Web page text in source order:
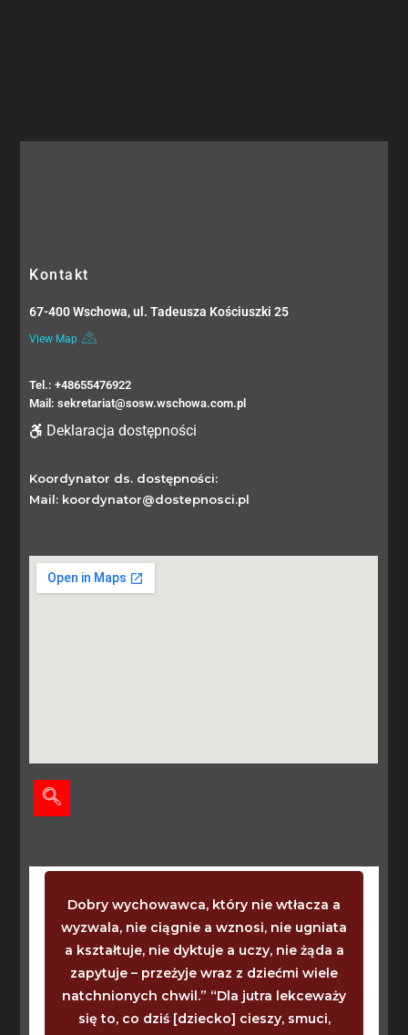
Kontakt
67-400 Wschowa, ul. Tadeusza Kościuszki 25
View Map
Tel.: +48655476922
Mail: sekretariat@sosw.wschowa.com.pl
Deklaracja dostępności
Koordynator ds. dostępności:
Mail: koordynator@dostepnosci.pl
Dobry wychowawca, który nie wtłacza a
wyzwala, nie ciągnie a wznosi, nie ugniata
a kształtuje, nie dyktuje a uczy, nie żąda a
zapytuje – przeżyje wraz z dziećmi wiele
natchnionych chwil.” “Dla jutra lekceważy
się to, co dziś [dziecko] cieszy, smuci,